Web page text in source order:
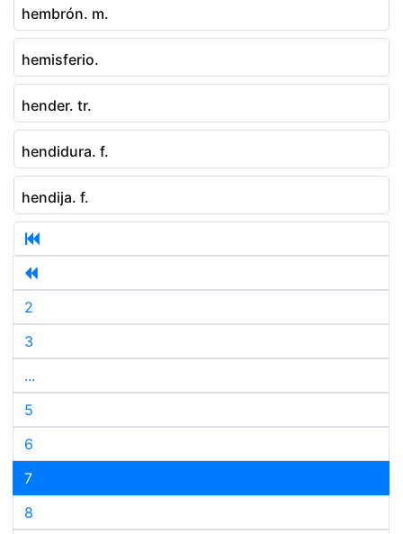
hembrón. m.
hemisferio.
hender. tr.
hendidura. f.
hendija. f.
2
3
...
5
6
7
8